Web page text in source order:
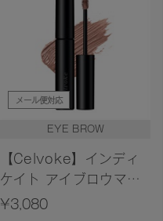
メール便対応
EYE BROW
【Celvoke】インディ
ケイト アイブロウマス
カラC 08
¥3,080